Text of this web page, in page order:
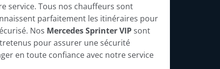
service. Tous nos chauffeurs sont
parfaitement les itinéraires pour
Nos Mercedes Sprinter VIPsont
pour assurer une sécurité
en toute confiance avec notre service